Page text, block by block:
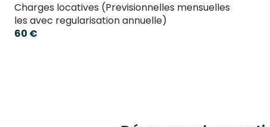
Charges locatives (Previsionnelles mensuelles
les avec regularisation annuelle)
60 €